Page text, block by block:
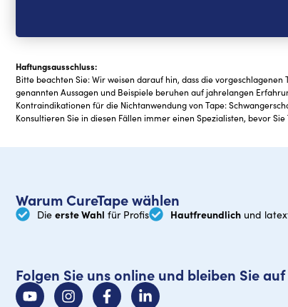
Haftungsausschluss:
Bitte beachten Sie: Wir weisen darauf hin, dass die
genannten Aussagen und Beispiele beruhen auf jahrelangen
Kontraindikationen für die Nichtanwendung von Tape:
Konsultieren Sie in diesen Fällen immer einen Spezialisten, bevor Sie
Warum CureTape wählen
Die erste Wahl für Profis Hautfreundlich und
Folgen Sie uns online und bleiben Sie